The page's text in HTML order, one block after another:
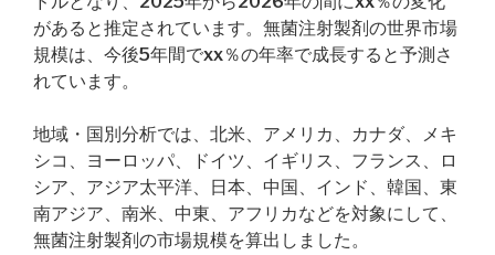
があると推定されています。無菌注射製剤の世界市場
規模は、今後5年間でxx％の年率で成長すると予測さ
れています。
地域・国別分析では、北米、アメリカ、カナダ、メキ
シコ、ヨーロッパ、ドイツ、イギリス、フランス、ロ
シア、アジア太平洋、日本、中国、インド、韓国、東
南アジア、南米、中東、アフリカなどを対象にして、
無菌注射製剤の市場規模を算出しました。